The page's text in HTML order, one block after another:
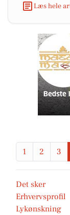
Læs hele
1 2 3
Det sker
Erhvervsprofil
Lykønskning